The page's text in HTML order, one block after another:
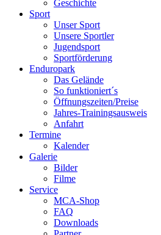
Geschichte
Sport
Unser Sport
Unsere Sportler
Jugendsport
Sportförderung
Enduropark
Das Gelände
So funktioniert´s
Öffnungszeiten/Preise
Jahres-Trainingsausweis
Anfahrt
Termine
Kalender
Galerie
Bilder
Filme
Service
MCA-Shop
FAQ
Downloads